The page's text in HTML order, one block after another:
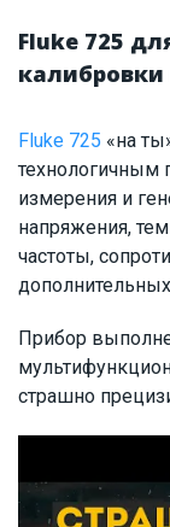
Fluke 725
калибровки
Fluke 725 «на
технологичным
измерения и
напряжения,
частоты,
Прибор
страшно